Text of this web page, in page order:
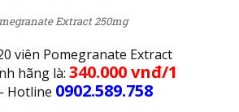
Extract 250mg
viên Pomegranate Extract
hãng là: 340.000 vnđ/1
Hotline 0902.589.758